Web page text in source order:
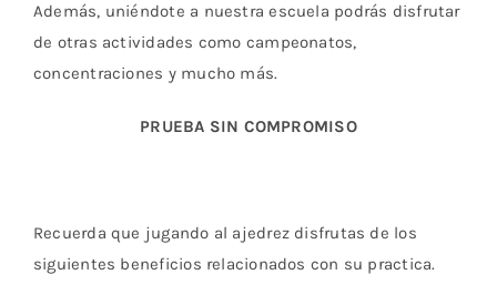
Además, uniéndote a nuestra escuela podrás disfrutar
de otras actividades como campeonatos,
concentraciones y mucho más.
PRUEBA SIN COMPROMISO
Recuerda que jugando al ajedrez disfrutas de los
siguientes beneficios relacionados con su practica.